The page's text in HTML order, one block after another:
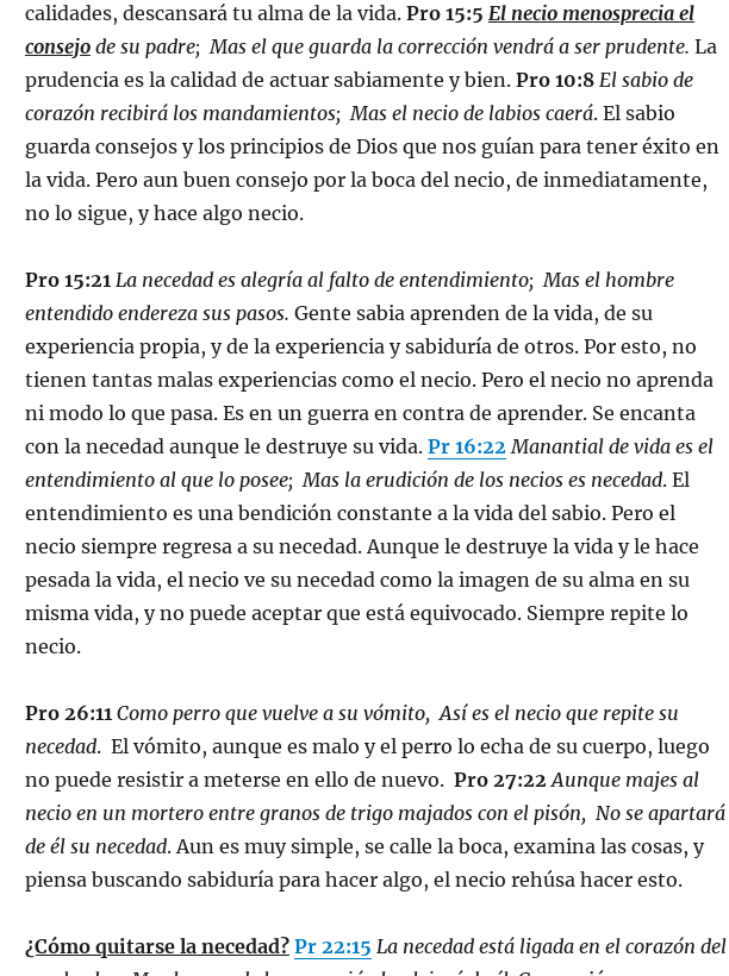
calidades, descansará tu alma de la vida. Pro 15:5 El necio menosprecia el
consejode su padre; Mas el que guarda la corrección vendrá a ser prudente. La
prudencia es la calidad de actuar sabiamente y bien. Pro 10:8El sabio de
corazón recibirá los mandamientos; Mas el necio de labios caerá. El sabio
guarda consejos y los principios de Dios que nos guían para tener éxito en
la vida. Pero aun buen consejo por la boca del necio, de inmediatamente,
no lo sigue, y hace algo necio.
Pro 15:21La necedad es alegría al falto de entendimiento; Mas el hombre
entendido endereza sus pasos. Gente sabia aprenden de la vida, de su
experiencia propia, y de la experiencia y sabiduría de otros. Por esto, no
tienen tantas malas experiencias como el necio. Pero el necio no aprenda
ni modo lo que pasa. Es en un guerra en contra de aprender. Se encanta
con la necedad aunque le destruye su vida. Pr 16:22Manantial de vida es el
entendimiento al que lo posee; Mas la erudición de los necios es necedad. El
entendimiento es una bendición constante a la vida del sabio. Pero el
necio siempre regresa a su necedad. Aunque le destruye la vida y le hace
pesada la vida, el necio ve su necedad como la imagen de su alma en su
misma vida, y no puede aceptar que está equivocado. Siempre repite lo
necio.
Pro 26:11Como perro que vuelve a su vómito, Así es el necio que repite su
necedad. El vómito, aunque es malo y el perro lo echa de su cuerpo, luego
no puede resistir a meterse en ello de nuevo. Pro 27:22Aunque majes al
necio en un mortero entre granos de trigo majados con el pisón, No se apartará
de él su necedad. Aun es muy simple, se calle la boca, examina las cosas, y
piensa buscando sabiduría para hacer algo, el necio rehúsa hacer esto.
¿Cómo quitarse la necedad? Pr 22:15 La necedad está ligada en el corazón del